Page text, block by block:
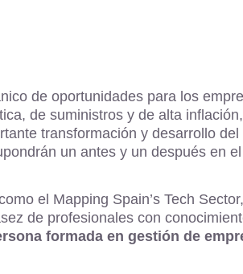
de oportunidades para los
de suministros y de alta
transformación y desarrollo
un antes y un después en
el Mapping Spain’s Tech
de profesionales con
formada en gestión de